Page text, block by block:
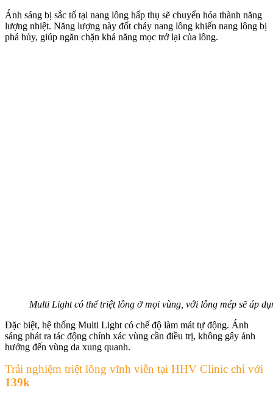
Ánh sáng bị sắc tố tại nang lông hấp thụ sẽ chuyển hóa thành năng
lượng nhiệt. Năng lượng này đốt cháy nang lông khiến nang lông bị
phá hủy, giúp ngăn chặn khả năng mọc trở lại của lông.
Multi Light có thể triệt lông ở mọi vùng, với lông mép sẽ áp
Đặc biệt, hệ thống Multi Light có chế độ làm mát tự động. Ánh
sáng phát ra tác động chính xác vùng cần điều trị, không gây ảnh
hưởng đến vùng da xung quanh.
Trải nghiệm triệt lông vĩnh viễn tại HHV Clinic chỉ với
139k